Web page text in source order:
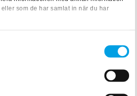
som de har samlat in när du har
lagt ner mycket resurser på att
förebygga olyckor redan i det
som byggherre chansen att få